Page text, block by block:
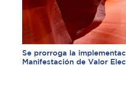
Se prorroga la
Manifestación de Valor